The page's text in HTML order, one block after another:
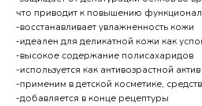
что приводит к повышению
-восстанавливает увлажненность кожи
-идеален для деликатной кожи как
-высокое содержание полисахаридов
-используется как антивозрастной актив
-применим в детской косметике,
-добавляется в конце рецептуры